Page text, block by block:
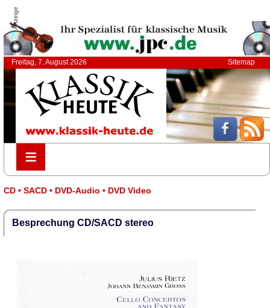
Anzeige
Freitag, 7. August 2026 Sitemap
≡
≡
CD • SACD • DVD-Audio • DVD Video
Besprechung CD/SACD stereo